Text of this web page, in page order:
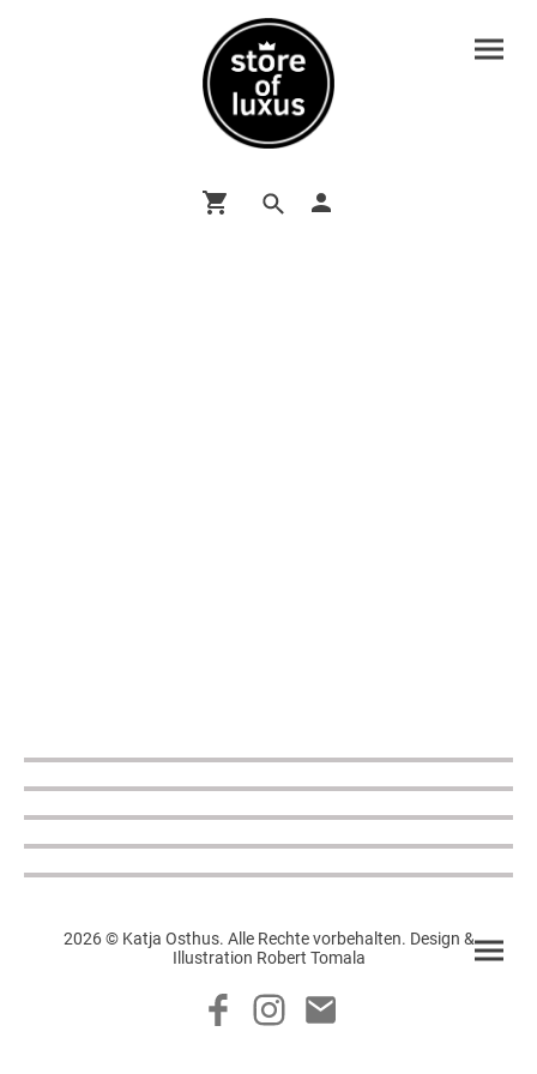
2026 © Katja Osthus. Alle Rechte vorbehalten. Design &
Illustration Robert Tomala